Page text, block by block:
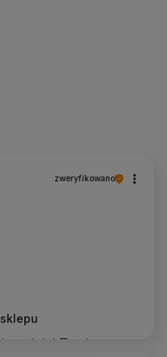
opinię! Twoja
zweryfikowano